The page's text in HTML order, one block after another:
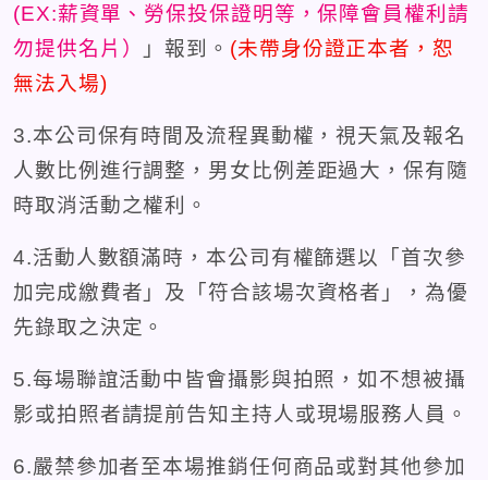
(EX:薪資單 、勞保投保證明 等，保障會員權利請
勿提供名片）
」報到。 (未帶身份證正本者，恕
無法入場)
3.本公司保有時間及流程異動權，視天氣及報名
人數比例進行調整，男女比例差距過大，保有隨
時取消活動之權利。
4.活動人數額滿時，本公司有權篩選以「首次參
加完成繳費者」及「符合該場次資格者」，為優
先錄取之決定。
5.每場聯誼活動中皆會攝影與拍照，如不想被攝
影或拍照者請提前告知主持人或現場服務人員。
6.嚴禁參加者至本場推銷任何商品或對其他參加